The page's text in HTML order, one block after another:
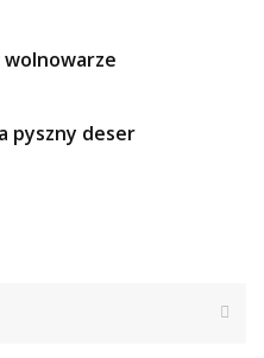
wolnowarze
pyszny deser